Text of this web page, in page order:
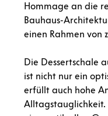
Hommage an die
Bauhaus-
einen Rahmen von
Die Dessertschale
ist nicht nur ein
erfüllt auch hohe
Alltagstauglichkeit.